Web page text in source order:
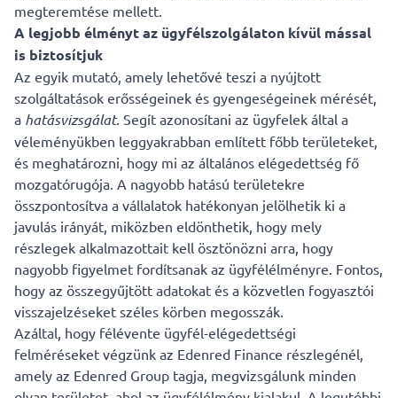
megteremtése mellett.
A legjobb élményt az ügyfélszolgálaton kívül mással
is biztosítjuk
Az egyik mutató, amely lehetővé teszi a nyújtott
szolgáltatások erősségeinek és gyengeségeinek mérését,
a hatásvizsgálat. Segít azonosítani az ügyfelek által a
véleményükben leggyakrabban említett főbb területeket,
és meghatározni, hogy mi az általános elégedettség fő
mozgatórugója. A nagyobb hatású területekre
összpontosítva a vállalatok hatékonyan jelölhetik ki a
javulás irányát, miközben eldönthetik, hogy mely
részlegek alkalmazottait kell ösztönözni arra, hogy
nagyobb figyelmet fordítsanak az ügyfélélményre. Fontos,
hogy az összegyűjtött adatokat és a közvetlen fogyasztói
visszajelzéseket széles körben megosszák.
Azáltal, hogy félévente ügyfél-elégedettségi
felméréseket végzünk az Edenred Finance részlegénél,
amely az Edenred Group tagja, megvizsgálunk minden